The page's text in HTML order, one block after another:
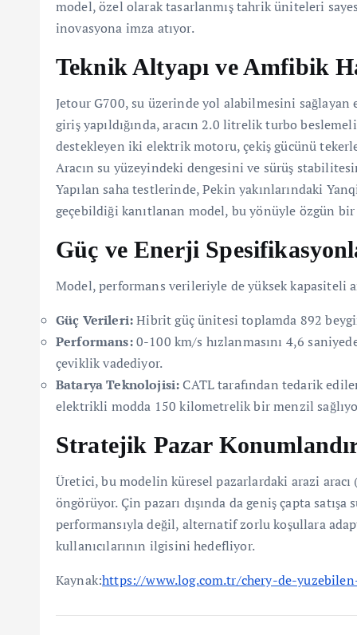
model, özel olarak tasarlanmış tahrik üniteleri
inovasyona imza atıyor.
Teknik Altyapı ve Amfibik
Jetour G700, su üzerinde yol alabilmesini sağlayan
giriş yapıldığında, aracın 2.0 litrelik turbo
destekleyen iki elektrik motoru, çekiş gücünü
Aracın su yüzeyindeki dengesini ve sürüş
Yapılan saha testlerinde, Pekin yakınlarındaki
geçebildiği kanıtlanan model, bu yönüyle özgün bir
Güç ve Enerji
Model, performans verileriyle de yüksek kapasiteli
Güç Verileri:Hibrit güç ünitesi toplamda 892
Performans:0-100 km/s hızlanmasını 4,6
çeviklik vadediyor.
Batarya Teknolojisi: CATL tarafından tedarik
elektrikli modda 150 kilometrelik bir menzil
Stratejik Pazar
Üretici, bu modelin küresel pazarlardaki arazi aracı
öngörüyor. Çin pazarı dışında da geniş çapta
performansıyla değil, alternatif zorlu koşullara
kullanıcılarının ilgisini hedefliyor.
Kaynak:https://www.log.com.tr/chery-de-